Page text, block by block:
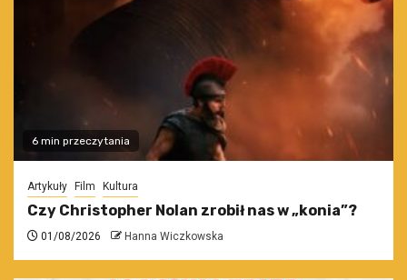
6 min przeczytania
Artykuły Film Kultura
Czy Christopher Nolan zrobił nas w „konia”?
01/08/2026 Hanna Wiczkowska